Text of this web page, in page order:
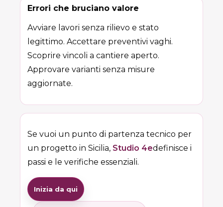
Errori che bruciano valore
Avviare lavori senza rilievo e stato
legittimo. Accettare preventivi vaghi.
Scoprire vincoli a cantiere aperto.
Approvare varianti senza misure
aggiornate.
Se vuoi un punto di partenza tecnico per
un progetto in Sicilia, Studio 4edefinisce i
passi e le verifiche essenziali.
Inizia da qui